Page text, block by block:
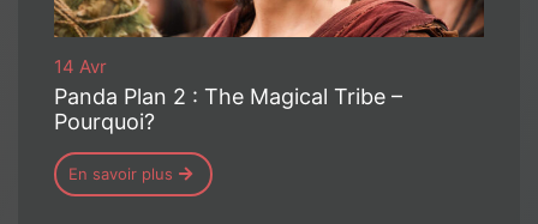
14 Avr
Panda Plan 2 : The Magical Tribe –
Pourquoi?
En savoir plus